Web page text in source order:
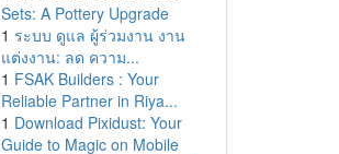
Sets: A Pottery Upgrade
1 ระบบ ดูแล ผู้ร่วมงาน งาน
แต่งงาน: ลด ความ...
1 FSAK Builders : Your
Reliable Partner in Riya...
1 Download Pixidust: Your
Guide to Magic on Mobile